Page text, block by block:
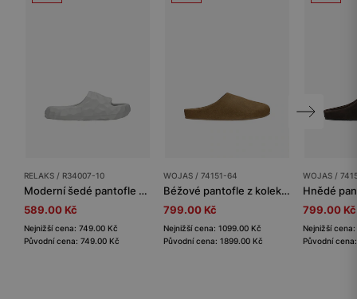
RELAKS / R34007-10
Moderní šedé pantofle s geometrickou strukturou RELAKS R34007-10
589.00 Kč
Nejnižší cena: 749.00 Kč
Původní cena: 749.00 Kč
WOJAS / 74151-64
Béžové pantofle z kolekce Comfort z velurové štípané kůže
799.00 Kč
Nejnižší cena: 1099.00 Kč
Původní cena: 1899.00 Kč
WOJAS /
799.00 Kč
Nejnižší
Původní